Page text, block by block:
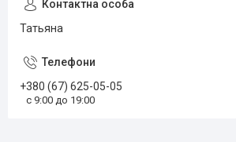
Татьяна
+380 (67) 625-05-05
с 9:00 до 19:00